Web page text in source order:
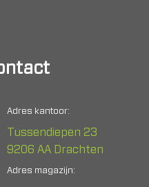
Adres kantoor:
Tussendiepen 23
9206 AA Drachten
Adres magazijn: